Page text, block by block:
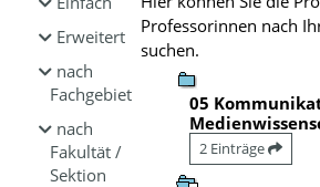
Erweitert
nach
Fachgebiet
nach
Fakultät /
Sektion
Professorinnen nach
suchen.
05
2 Einträge